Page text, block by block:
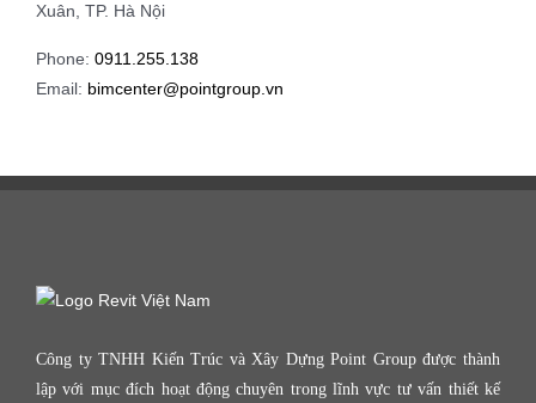
Xuân, TP. Hà Nội
Phone: 0911.255.138
Email: bimcenter@pointgroup.vn
Công ty TNHH Kiến Trúc và Xây Dựng Point Group được thành
lập với mục đích hoạt động chuyên trong lĩnh vực tư vấn thiết kế